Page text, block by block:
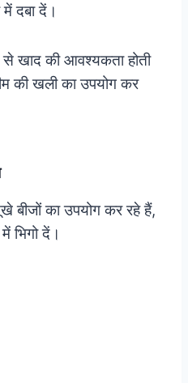
दबा दें।
खाद की आवश्यकता होती
की खली का उपयोग कर
बीजों का उपयोग कर रहे हैं,
भिगो दें।